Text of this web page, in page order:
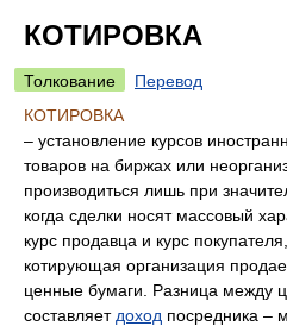
КОТИРОВКА
Толкование
Перевод
КОТИРОВКА
– установление курсов
товаров на биржах или
производиться лишь при
когда сделки носят массовый
курс продавца и курс
котирующая организация
ценные бумаги. Разница между
составляет доход посредника –